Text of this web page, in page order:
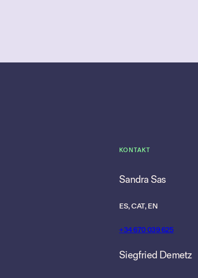
KONTAKT
Sandra Sas
ES, CAT, EN
+34 670 039 625
Siegfried Demetz